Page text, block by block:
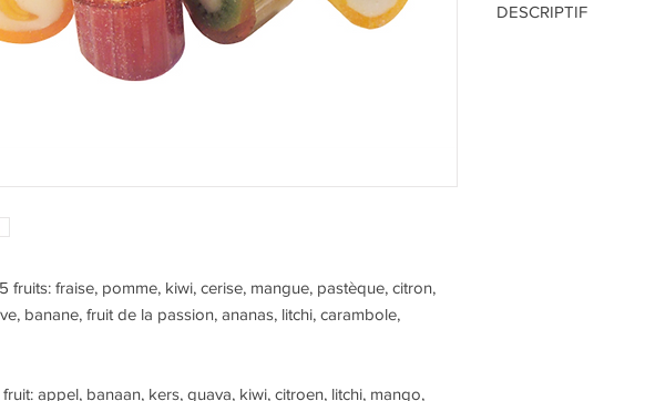
fruits: fraise, pomme, kiwi, cerise, mangue, pastèque, citron,
banane, fruit de la passion, ananas, litchi, carambole,
appel, banaan, kers, guava, kiwi, citroen, litchi, mango,
DESCRIPTIF